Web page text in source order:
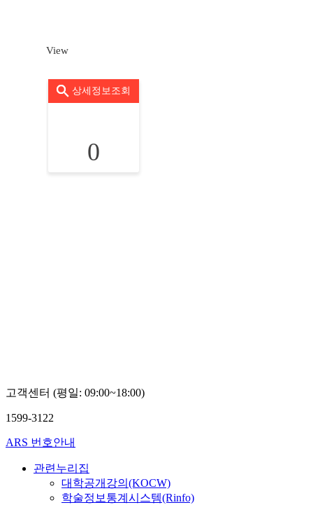
View
상세정보조회
0
고객센터 (평일: 09:00~18:00)
1599-3122
ARS 번호안내
관련누리집
대학공개강의(KOCW)
학술정보통계시스템(Rinfo)